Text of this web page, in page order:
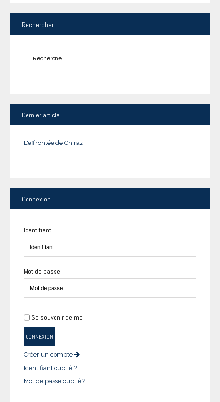
Rechercher
Dernier article
L'effrontée de Chiraz
Connexion
Identifiant
Mot de passe
Se souvenir de moi
CONNEXION
Créer un compte
Identifiant oublié ?
Mot de passe oublié ?